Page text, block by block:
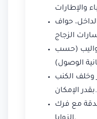
حواف
(حسب
الكنب
بقدر الإمكان.
مع فرك